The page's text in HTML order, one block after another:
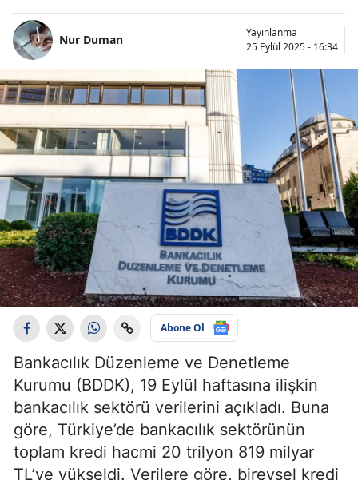
Nur Duman
Yayınlanma
25 Eylül 2025 - 16:34
Abone Ol
Bankacılık Düzenleme ve Denetleme
Kurumu (BDDK), 19 Eylül haftasına ilişkin
bankacılık sektörü verilerini açıkladı. Buna
göre, Türkiye’de bankacılık sektörünün
toplam kredi hacmi 20 trilyon 819 milyar
TL’ye yükseldi. Verilere göre, bireysel kredi